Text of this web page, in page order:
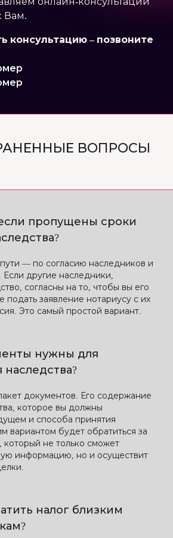
Вам.
консультацию – позвоните
ВОПРОСЫ
пропущены сроки
— по согласию наследников и
другие наследники,
согласны на то, чтобы вы его
подать заявление нотариусу с их
Это самый простой вариант.
нужны для
документов. Его содержание
которое вы должны
и способа принятия
вариантом будет обратиться за
не только сможет
информацию, но и осуществит
налог близким